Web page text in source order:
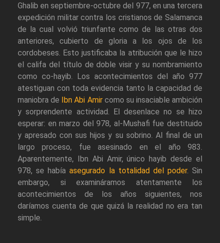
Ghalib en septiembre-octubre del 977, en una tercera
expedición militar contra los cristianos de Salamanca
de la cual volvió triunfante como de las otras dos
anteriores, cubierto de gloria a los ojos de los
cordobeses. Esto justificaba la atribución que le hizo
el califa del título de doble visir y su nombramiento
como co-hayib. Los acontecimientos del año 977
atestiguan con toda evidencia tanto la capacidad de
maniobra de
Ibn Abi Amircomo su insaciable ambición
y sorprendente actividad. El desenlace no se hizo
esperar: en marzo del 978, al-Mushafi fue destituido
y apresado con sus hijos y su sobrino. Al final de un
largo proceso, fue asesinado en el año 983.
Aparentemente, Ibn Abi Amir, único hayib desde el
978, se habíaasegurado la totalidad del poder. Sin
embargo, si examináramos atentamente los
acontecimientos de los años siguientes, nos
daríamos cuenta de que quizá la realidad no era tan
simple.